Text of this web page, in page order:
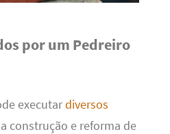
por um Pedreiro
executardiversos
construção e reforma de